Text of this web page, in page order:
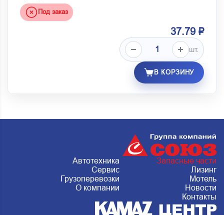
Под заказ
37.79 ₽
шт.
В КОРЗИНУ
Автотехника
Запасные части
Сервис
Лизинг
Грузоперевозки
Мотель
О компании
Новости
Контакты